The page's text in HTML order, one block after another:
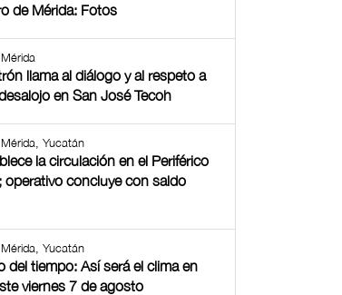
de Mérida: Fotos
llama al diálogo y al respeto a
en San José Tecoh
Yucatán
la circulación en el Periférico
operativo concluye con saldo
Yucatán
del tiempo: Así será el clima en
viernes 7 de agosto